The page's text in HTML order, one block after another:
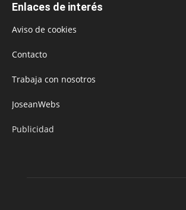
Enlaces de interés
Aviso de cookies
Contacto
Trabaja con nosotros
JoseanWebs
Publicidad